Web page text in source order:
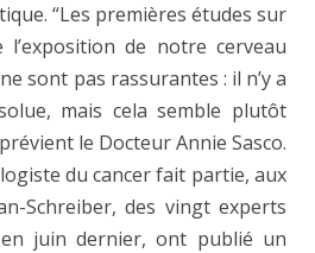
“Les premières études sur
l’exposition de notre cerveau
sont pas rassurantes : il n’y a
mais cela semble plutôt
le Docteur Annie Sasco.
du cancer fait partie, aux
Schreiber, des vingt experts
juin dernier, ont publié un